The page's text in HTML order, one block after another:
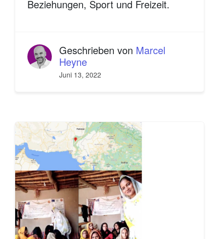
Beziehungen, Sport und Freizeit.
Geschrieben von Marcel
Heyne
Juni 13, 2022